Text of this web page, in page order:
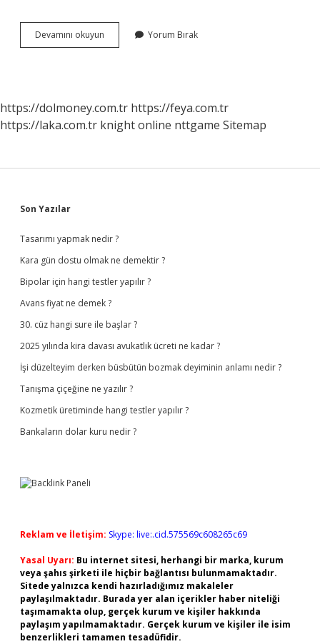
Devamını okuyun
Fonlama
Yorum Bırak
https://dolmoney.com.tr https://feya.com.tr
https://laka.com.tr knight online nttgame Sitemap
Sidebar
Son Yazılar
Tasarımı yapmak nedir ?
Kara gün dostu olmak ne demektir ?
Bipolar için hangi testler yapılır ?
Avans fiyat ne demek ?
30. cüz hangi sure ile başlar ?
2025 yılında kira davası avukatlık ücreti ne kadar ?
İşi düzelteyim derken büsbütün bozmak deyiminin anlamı nedir ?
Tanışma çiçeğine ne yazılır ?
Kozmetik üretiminde hangi testler yapılır ?
Bankaların dolar kuru nedir ?
Reklam ve İletişim: Skype: live:.cid.575569c608265c69
Yasal Uyarı: Bu internet sitesi, herhangi bir marka, kurum
veya şahıs şirketi ile hiçbir bağlantısı bulunmamaktadır.
Sitede yalnızca kendi hazırladığımız makaleler
paylaşılmaktadır. Burada yer alan içerikler haber niteliği
taşımamakta olup, gerçek kurum ve kişiler hakkında
paylaşım yapılmamaktadır. Gerçek kurum ve kişiler ile isim
benzerlikleri tamamen tesadüfidir.